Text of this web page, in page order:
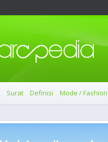
Surat Definisi Mode / Fashion